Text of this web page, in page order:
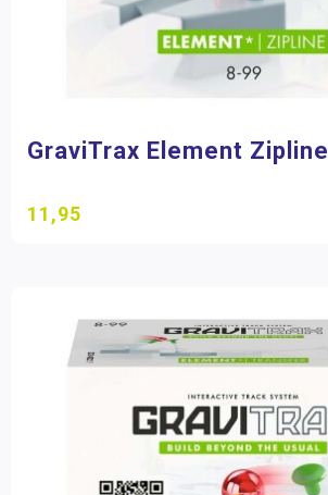
GraviTrax Element Zipline
11,95